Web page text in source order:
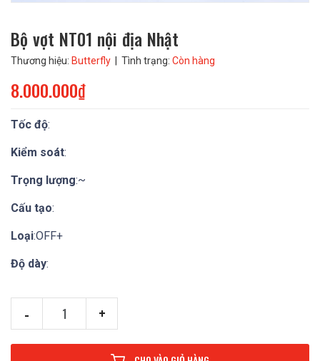
Bộ vợt NT01 nội địa Nhật
Thương hiệu: Butterfly | Tình trạng: Còn hàng
8.000.000₫
Tốc độ:
Kiểm soát:
Trọng lượng:~
Cấu tạo:
Loại:OFF+
Độ dày:
- +